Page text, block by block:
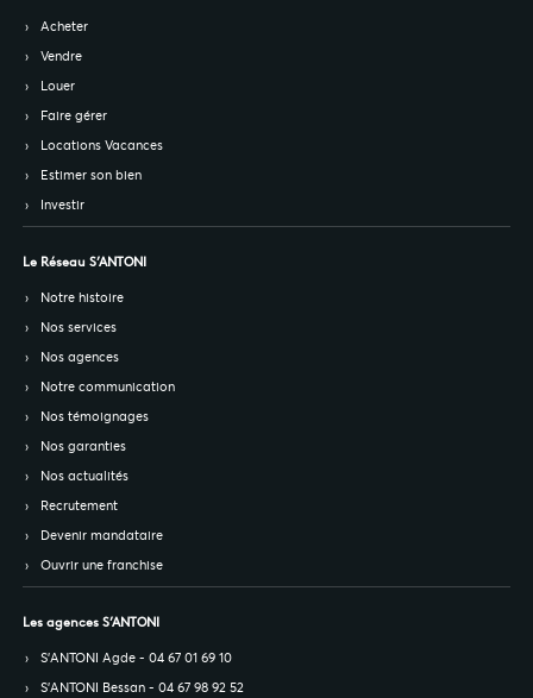
Acheter
Vendre
Louer
Faire gérer
Locations Vacances
Estimer son bien
Investir
Le Réseau S’ANTONI
Notre histoire
Nos services
Nos agences
Notre communication
Nos témoignages
Nos garanties
Nos actualités
Recrutement
Devenir mandataire
Ouvrir une franchise
Les agences S’ANTONI
S’ANTONI Agde - 04 67 01 69 10
S’ANTONI Bessan - 04 67 98 92 52